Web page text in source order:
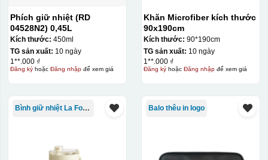
Phích giữ nhiệt (RD
04528N2) 0,45L
Kích thước: 450ml
TG sản xuất: 10 ngày
1**.000 ₫
Đăng kýhoặc Đăng nhậpđể xem giá
Khăn Microfiber kích thước
90x190cm
Kích thước: 90*190cm
TG sản xuất: 10 ngày
1**.000 ₫
Đăng kýhoặc Đăng nhậpđể xem giá
Bình giữ nhiệt La Fonte Balo thêu in logo